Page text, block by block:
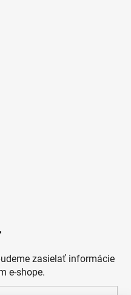
zasielať informácie
e-shope.